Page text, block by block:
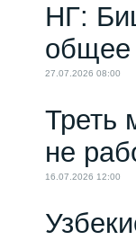
НГ:
общее
27.07.2026 08:00
Треть
не
16.07.2026 12:00